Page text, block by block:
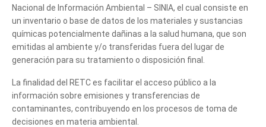
Nacional de Información Ambiental – SINIA, el cual consiste en
un inventario o base de datos de los materiales y sustancias
químicas potencialmente dañinas a la salud humana, que son
emitidas al ambiente y/o transferidas fuera del lugar de
generación para su tratamiento o disposición final.
La finalidad del RETC es facilitar el acceso público a la
información sobre emisiones y transferencias de
contaminantes, contribuyendo en los procesos de toma de
decisiones en materia ambiental.